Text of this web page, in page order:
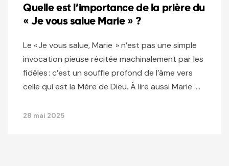
Quelle est l’importance de la prière du
« Je vous salue Marie » ?
Le « Je vous salue, Marie » n’est pas une simple
invocation pieuse récitée machinalement par les
fidèles : c’est un souffle profond de l’âme vers
celle qui est la Mère de Dieu. À lire aussi Marie :…
28 mai 2025